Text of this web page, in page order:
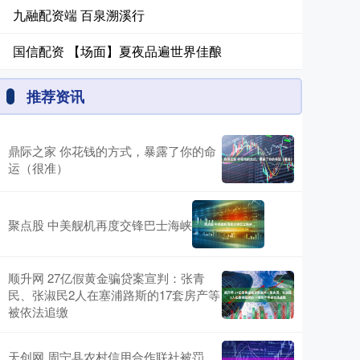
九融配资端 百泉溯溪行
国信配资 【场面】夏夜品遍世界佳酿
推荐资讯
鼎际之家 你花钱的方式，暴露了你的命
运（很准）
聚点股 中美舰机再度交锋巴士海峡
顺升网 27亿假黄金骗贷案宣判：张青
民、张淑民2人在塞浦路斯的17套房产等
被依法追缴
天创网 周宁县农村信用合作联社被罚